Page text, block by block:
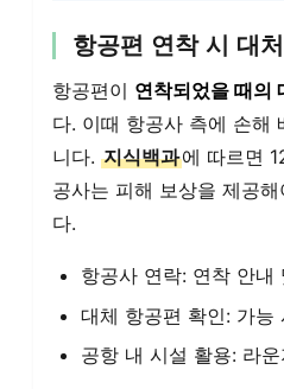
항공편 연착 시 대
항공편이 연착되었을 때의
다. 이때 항공사 측에 손해
니다. 지식백과에 따르면
공사는 피해 보상을 제공
다.
항공사 연락: 연착 안내
대체 항공편 확인: 가능
공항 내 시설 활용: 라